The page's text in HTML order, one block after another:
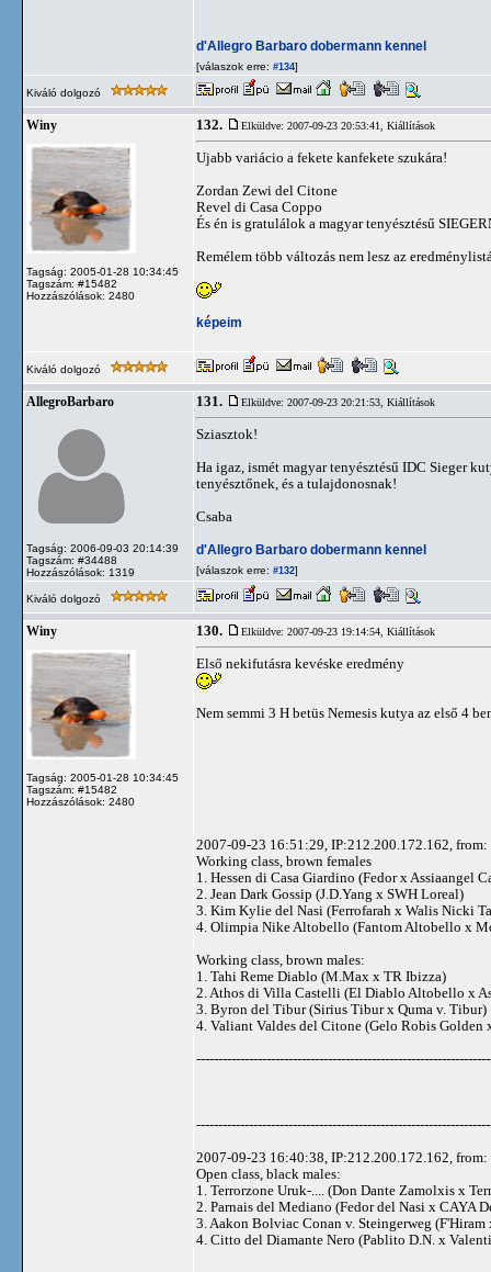
d'Allegro Barbaro dobermann kennel
[válaszok erre: #134]
Kiváló dolgozó
Winy
Tagság: 2005-01-28 10:34:45
Tagszám: #15482
Hozzászólások: 2480
132. Elküldve: 2007-09-23 20:53:41, Kiállítások
Ujabb variácio a fekete kanfekete szukára!
Zordan Zewi del Citone
Revel di Casa Coppo
És én is gratulálok a magyar tenyésztésű
Remélem több változás nem lesz az
képeim
Kiváló dolgozó
AllegroBarbaro
Tagság: 2006-09-03 20:14:39
Tagszám: #34488
Hozzászólások: 1319
131. Elküldve: 2007-09-23 20:21:53, Kiállítások
Sziasztok!
Ha igaz, ismét magyar tenyésztésű IDC Sieger
tenyésztőnek, és a tulajdonosnak!
Csaba
d'Allegro Barbaro dobermann kennel
[válaszok erre: #132]
Kiváló dolgozó
Winy
Tagság: 2005-01-28 10:34:45
Tagszám: #15482
Hozzászólások: 2480
130. Elküldve: 2007-09-23 19:14:54, Kiállítások
Első nekifutásra kevéske eredmény
Nem semmi 3 H betüs Nemesis kutya az első 4
2007-09-23 16:51:29, IP:212.200.172.162, from:
Working class, brown females
1. Hessen di Casa Giardino (Fedor x Assiaangel
2. Jean Dark Gossip (J.D.Yang x SWH Loreal)
3. Kim Kylie del Nasi (Ferrofarah x Walis Nicki
4. Olimpia Nike Altobello (Fantom Altobello x
Working class, brown males:
1. Tahi Reme Diablo (M.Max x TR Ibizza)
2. Athos di Villa Castelli (El Diablo Altobello x
3. Byron del Tibur (Sirius Tibur x Quma v. Tibur)
4. Valiant Valdes del Citone (Gelo Robis Golden
2007-09-23 16:40:38, IP:212.200.172.162, from:
Open class, black males:
1. Terrorzone Uruk-.... (Don Dante Zamolxis x
2. Parnais del Mediano (Fedor del Nasi x CAYA
3. Aakon Bolviac Conan v. Steingerweg (F'Hiram
4. Citto del Diamante Nero (Pablito D.N. x